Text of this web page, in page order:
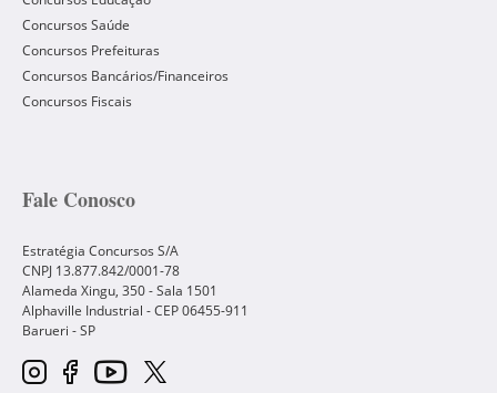
Concursos Saúde
Concursos Prefeituras
Concursos Bancários/Financeiros
Concursos Fiscais
Fale Conosco
Estratégia Concursos S/A
CNPJ 13.877.842/0001-78
Alameda Xingu, 350 - Sala 1501
Alphaville Industrial - CEP06455-911
Barueri -SP